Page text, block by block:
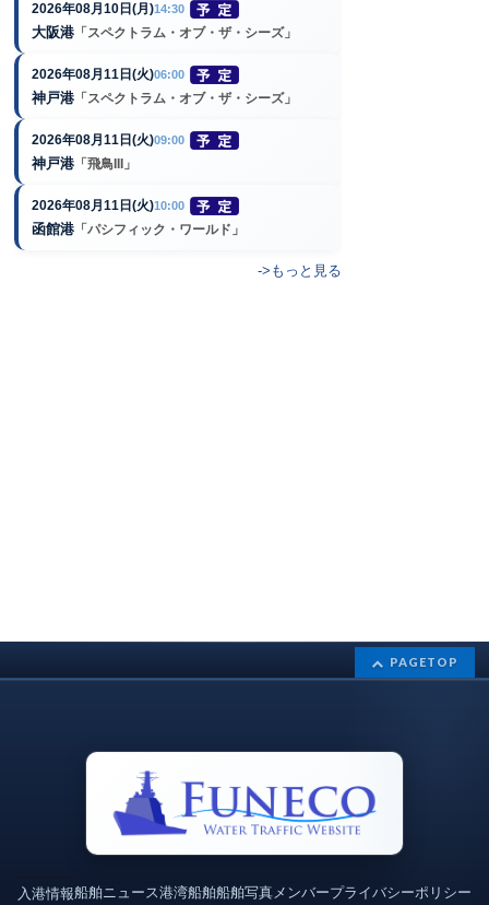
2026年08月10日(月)14:30
大阪港 「スペクトラム・オブ・ザ・シーズ」
2026年08月11日(火)06:00
神戸港 「スペクトラム・オブ・ザ・シーズ」
2026年08月11日(火)09:00
神戸港 「飛鳥III」
2026年08月11日(火)10:00
函館港 「パシフィック・ワールド」
->もっと見る
PAGETOP
入港情報船舶ニュース港湾船舶船舶写真メンバープライバシーポリシー